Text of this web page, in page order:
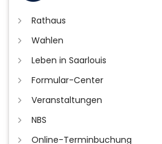
Rathaus
Wahlen
Leben in Saarlouis
Formular-Center
Veranstaltungen
NBS
Online-Terminbuchung